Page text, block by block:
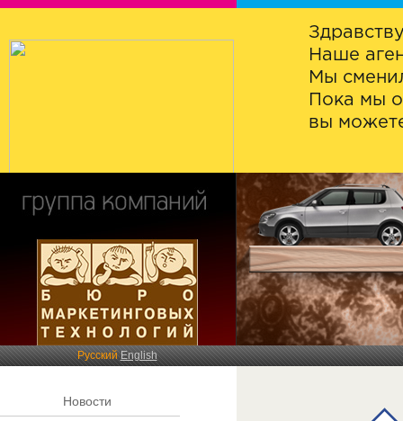
Наше
Мы
Пока мы
вы
РусскийEnglish
Новости